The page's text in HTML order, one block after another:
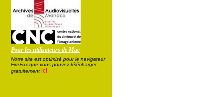
Pour les utilisateurs de Mac
Notre site est optimisé pour le navigateur
FireFox que vous pouvez télécharger
gratuitement ici